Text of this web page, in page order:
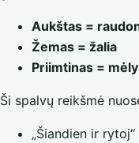
Aukštas =
Žemas = žalia
Priimtinas =
Ši spalvų reikšmė
„Šiandien ir rytoj“